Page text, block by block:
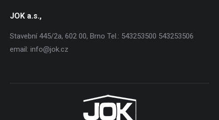
JOK a.s.,
Stavební 445/2a, 602 00, Brno Tel.: 543253500 543253506
email: info@jok.cz